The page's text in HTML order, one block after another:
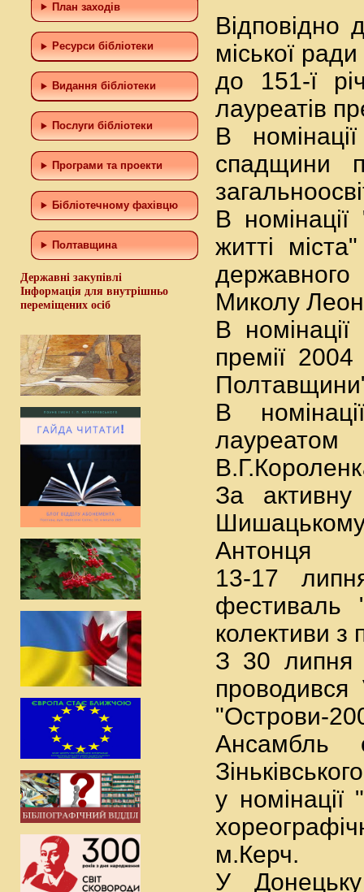
План заходів
Ресурси бібліотеки
Видання бібліотеки
Послуги бібліотеки
Програми та проекти
Бiблiотечному фахiвцю
Полтавщина
Державні закупівлі
Інформація для внутрішньо
переміщених осіб
Відповідно
міської
до 151-ї
лауреатів
В
спадщини
В
житті
Миколу
В
премії
В
лауреатом
За
Антонця
13-17
фестиваль
колективи з
З 30 липня
проводився
"Острови-
Ансамбль
у
м.Керч.
У Донецьку